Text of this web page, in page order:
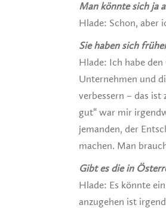
Man könnte sich ja
Hlade: Schon, aber
Sie haben sich
Hlade: Ich habe
Unternehmen und
verbessern – das
gut“ war mir
jemanden, der
machen. Man
Gibt es die in
Hlade: Es könnte
anzugehen ist